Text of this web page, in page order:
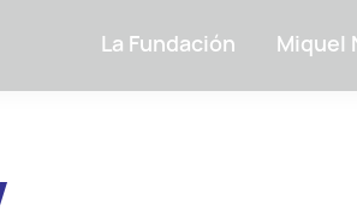
La Fundación Miquel